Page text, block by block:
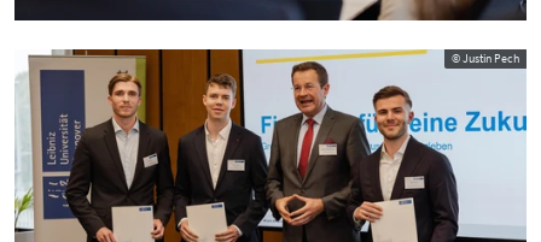
© Justin Pech